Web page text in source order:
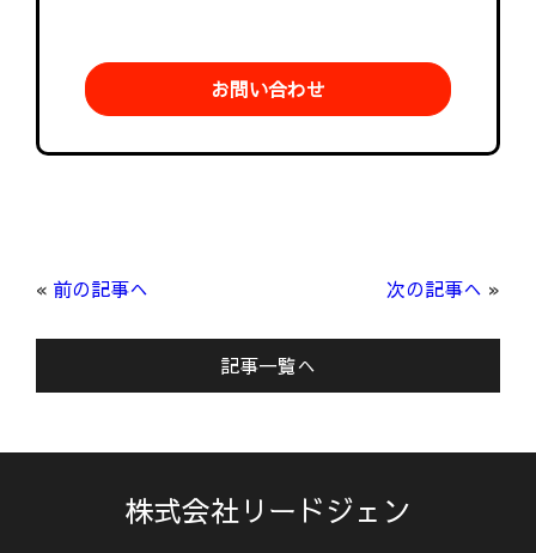
お問い合わせ
« 前の記事へ 次の記事へ »
記事一覧へ
株式会社リードジェン